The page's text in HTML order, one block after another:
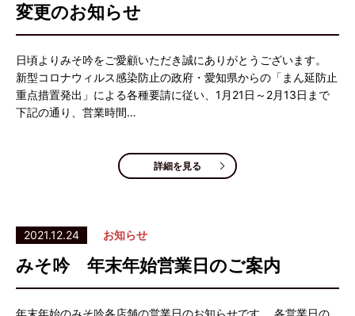
変更のお知らせ
日頃よりみそ吟をご愛顧いただき誠にありがとうございます。
新型コロナウィルス感染防止の政府・愛知県からの「まん延防止
重点措置発出」による各種要請に従い、1月21日～2月13日まで
下記の通り、営業時間…
詳細を見る
2021.12.24 お知らせ
みそ吟 年末年始営業日のご案内
年末年始のみそ吟各店舗の営業日のお知らせです。 各営業日の